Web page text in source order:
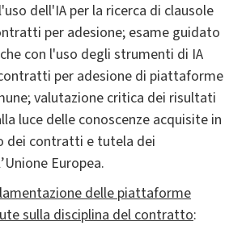
dell'IA per la ricerca di clausole
per adesione; esame guidato
con l'uso degli strumenti di IA
per adesione di piattaforme
valutazione critica dei risultati
luce delle conoscenze acquisite in
dei contratti e tutela dei
Europea.
delle piattaforme
sulla disciplina del contratto: